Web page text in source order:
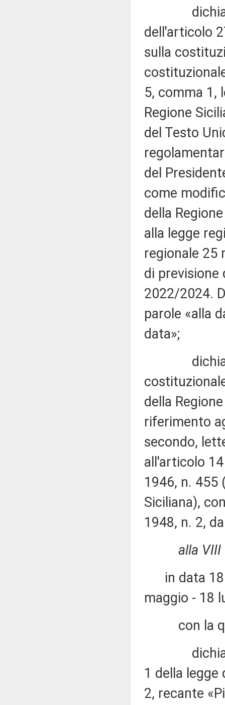
dichiara
dell'articolo
sulla
5, comma 1,
Regione
del Testo
del
come
della
alla legge
regionale 25
di previsione
2022/2024.
parole «alla
data»;
dichiara
della
riferimento
secondo,
all'articolo
1946, n. 455
Siciliana),
1948, n. 2,
alla
in data 18
maggio - 18
con la
dichiara
1 della legge
2, recante